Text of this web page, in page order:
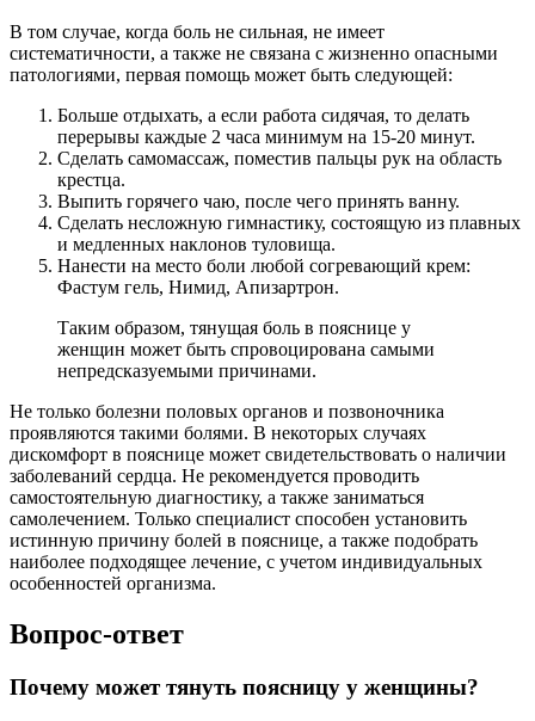
В том случае, когда боль не сильная, не имеет
систематичности, а также не связана с жизненно опасными
патологиями, первая помощь может быть следующей:
Больше отдыхать, а если работа сидячая, то делать
перерывы каждые 2 часа минимум на 15-20 минут.
Сделать самомассаж, поместив пальцы рук на область
крестца.
Выпить горячего чаю, после чего принять ванну.
Сделать несложную гимнастику, состоящую из плавных
и медленных наклонов туловища.
Нанести на место боли любой согревающий крем:
Фастум гель, Нимид, Апизартрон.
Таким образом, тянущая боль в пояснице у
женщин может быть спровоцирована самыми
непредсказуемыми причинами.
Не только болезни половых органов и позвоночника
проявляются такими болями. В некоторых случаях
дискомфорт в пояснице может свидетельствовать о наличии
заболеваний сердца. Не рекомендуется проводить
самостоятельную диагностику, а также заниматься
самолечением. Только специалист способен установить
истинную причину болей в пояснице, а также подобрать
наиболее подходящее лечение, с учетом индивидуальных
особенностей организма.
Вопрос-ответ
Почему может тянуть поясницу у женщины?